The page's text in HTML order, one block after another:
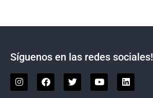
Síguenos en las redes sociales!